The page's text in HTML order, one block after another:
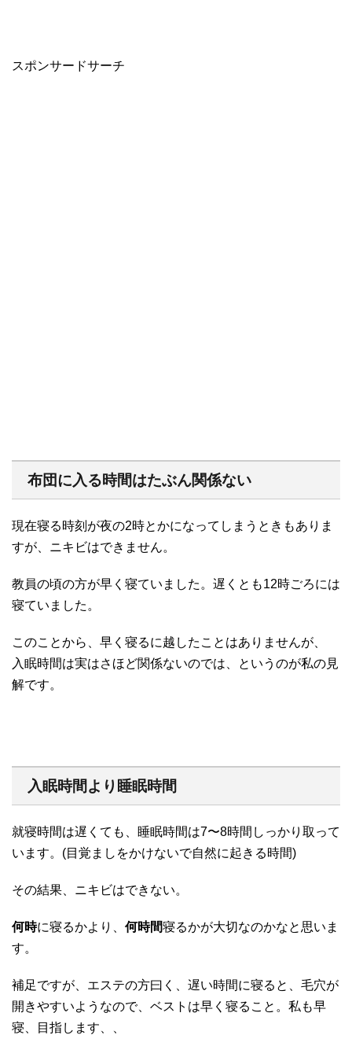
スポンサードサーチ
布団に入る時間はたぶん関係ない
現在寝る時刻が夜の2時とかになってしまうときもありま
すが、ニキビはできません。
教員の頃の方が早く寝ていました。遅くとも12時ごろには
寝ていました。
このことから、早く寝るに越したことはありませんが、
入眠時間は実はさほど関係ないのでは、というのが私の見
解です。
入眠時間より睡眠時間
就寝時間は遅くても、睡眠時間は7〜8時間しっかり取って
います。(目覚ましをかけないで自然に起きる時間)
その結果、ニキビはできない。
何時に寝るかより、 何時間寝るかが大切なのかなと思いま
す。
補足ですが、エステの方曰く、遅い時間に寝ると、毛穴が
開きやすいようなので、ベストは早く寝ること。私も早
寝、目指します、、